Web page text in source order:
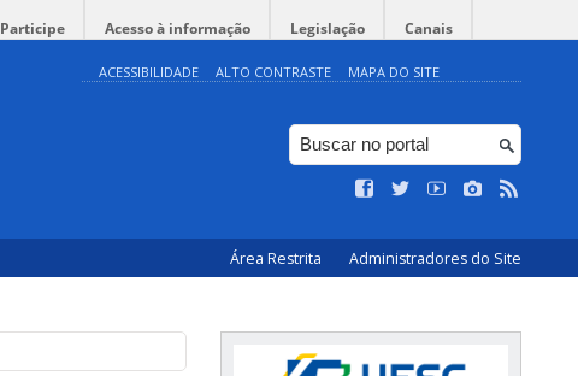
Participe Acesso à informação Legislação Canais
ACESSIBILIDADE ALTO CONTRASTE MAPA DO SITE
Área Restrita Administradores do Site